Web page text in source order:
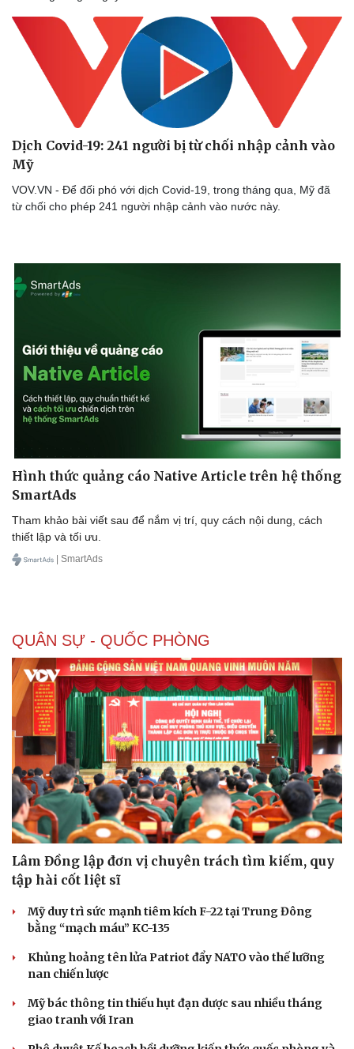
Doanh nghiệp
Thông tin doanh nghiệp
Doanh nghiệp 24h
Công nghệ
Tin Công nghệ
Dịch Covid-19: 241 người bị từ chối nhập cảnh vào
Mỹ
VOV.VN - Để đối phó với dịch Covid-19, trong tháng qua, Mỹ đã
từ chối cho phép 241 người nhập cảnh vào nước này.
Hình thức quảng cáo Native Article trên hệ thống
SmartAds
Tham khảo bài viết sau để nắm vị trí, quy cách nội dung, cách
thiết lập và tối ưu.
| SmartAds
QUÂN SỰ - QUỐC PHÒNG
Lâm Đồng lập đơn vị chuyên trách tìm kiếm, quy
tập hài cốt liệt sĩ
Mỹ duy trì sức mạnh tiêm kích F-22 tại Trung Đông
bằng “mạch máu” KC-135
Khủng hoảng tên lửa Patriot đẩy NATO vào thế lưỡng
nan chiến lược
Mỹ bác thông tin thiếu hụt đạn dược sau nhiều tháng
giao tranh với Iran